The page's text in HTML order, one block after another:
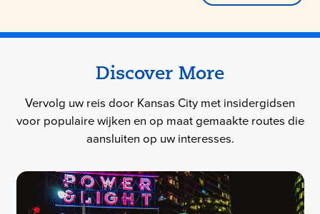
Discover More
Vervolg uw reis door Kansas City met insidergidsen
voor populaire wijken en op maat gemaakte routes die
aansluiten op uw interesses.